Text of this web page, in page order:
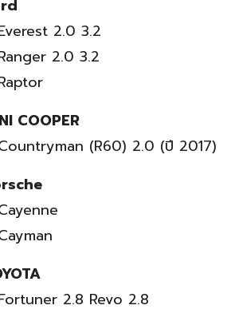
2.0 3.2
2.0 3.2
COOPER
(R60) 2.0 (ปี 2017)
2.8 Revo 2.8